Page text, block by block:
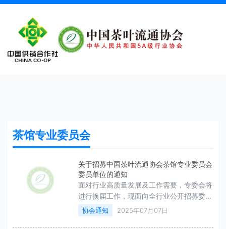
茶馆专业委员会
关于招募中国茶叶流通协会茶馆专业委员会
委员单位的通知
面对行业高质量发展及工作需要，专委会将
进行换届工作，现面向全行业公开招募委员
单位，各单位可自愿申报。
协会通知 2025年07月07日